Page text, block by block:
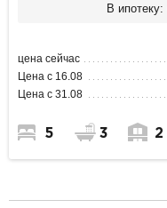
В ипотеку:
цена сейчас
Цена с 16.08
Цена с 31.08
5 3 2